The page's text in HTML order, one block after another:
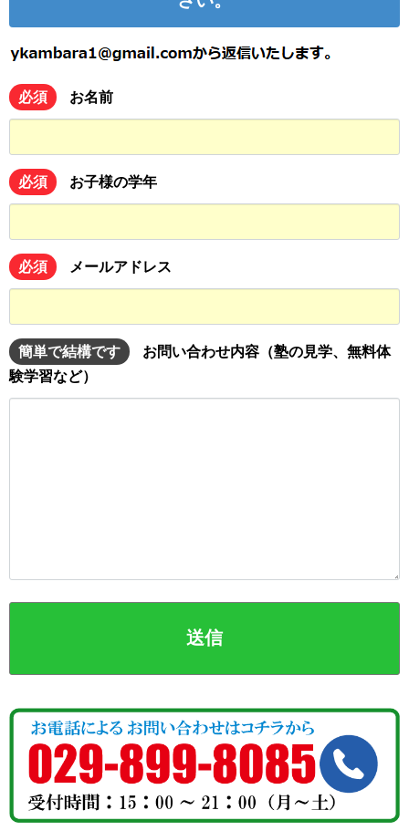
必須 お名前
必須 お子様の学年
必須 メールアドレス
簡単で結構です
お問い合わせ内容（塾の見学、無料体
験学習など）